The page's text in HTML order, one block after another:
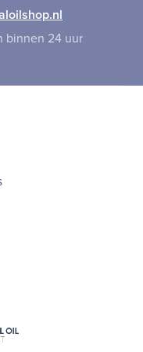
binnen 24 uur